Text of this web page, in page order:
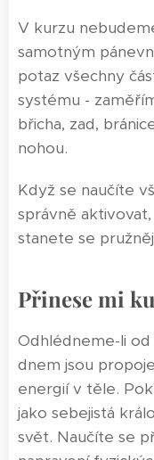
V kurzu
samotným
potaz všechny
systému -
břicha, zad,
nohou.
Když se naučíte
správně
stanete se
Přinese mi
Odhlédneme-li
dnem jsou
energií v těle.
jako sebejistá
svět. Naučíte se